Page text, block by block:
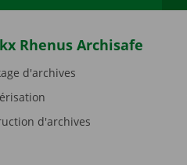
Rhenus Archisafe
d'archives
d'archives